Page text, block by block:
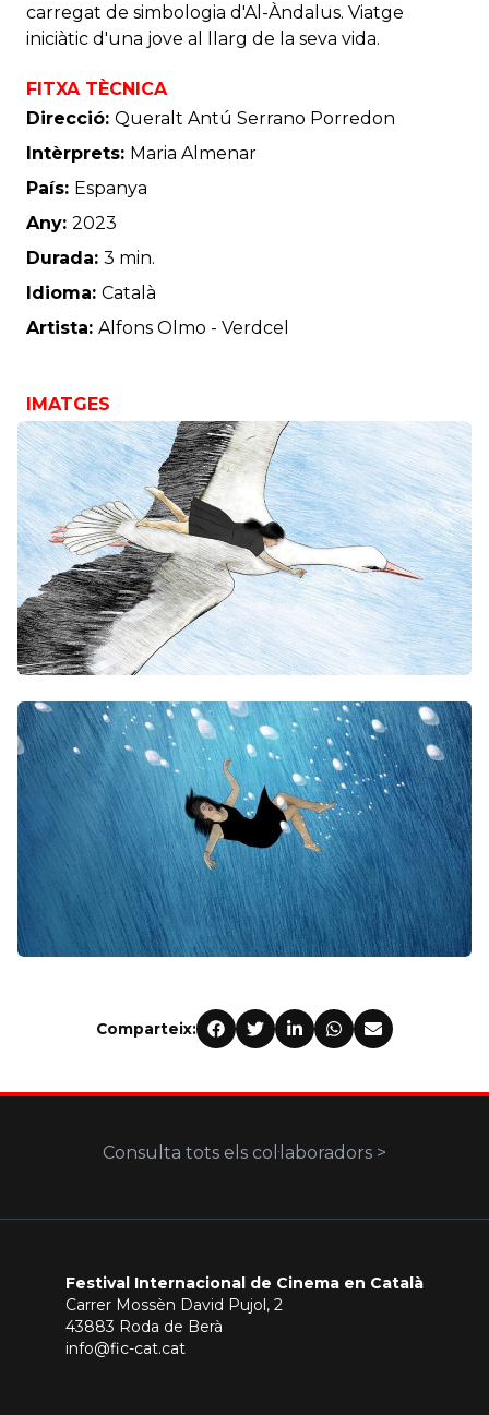
carregat de simbologia d'Al-Àndalus. Viatge
iniciàtic d'una jove al llarg de la seva vida.
FITXA TÈCNICA
Direcció: Queralt Antú Serrano Porredon
Intèrprets: Maria Almenar
País: Espanya
Any: 2023
Durada: 3 min.
Idioma: Català
Artista: Alfons Olmo - Verdcel
IMATGES
Comparteix:
Consulta tots els col·laboradors >
Festival Internacional de Cinema en Català
Carrer Mossèn David Pujol, 2
43883 Roda de Berà
info@fic-cat.cat